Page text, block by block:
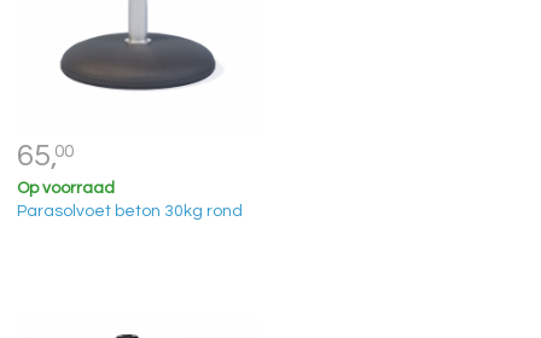
65,00
Op voorraad
Parasolvoet beton 30kg rond